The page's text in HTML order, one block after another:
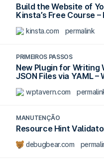
Build the Website of
Kinsta’s Free Course
kinsta.com permalink
PRIMEIROS PASSOS
New Plugin for Writing
JSON Files via YAML –
wptavern.com
MANUTENÇÃO
Resource Hint
debugbear.com